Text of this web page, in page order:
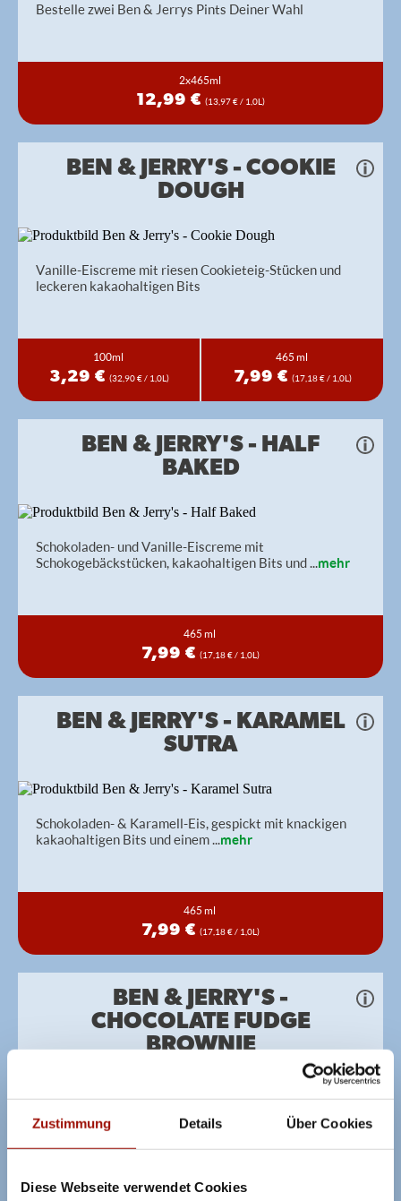
Zustimmung Details Über Cookies
Diese Webseite verwendet Cookies
Bestelle zwei Ben & Jerrys Pints Deiner Wahl
2x465ml
12,99 € (13,97 € / 1,0L)
BEN & JERRY'S - COOKIE
DOUGH
Vanille-Eiscreme mit riesen Cookieteig-Stücken und
leckeren kakaohaltigen Bits
100ml
3,29 € (32,90 € / 1,0L)
465 ml
7,99 € (17,18 € / 1,0L)
BEN & JERRY'S - HALF
BAKED
Schokoladen- und Vanille-Eiscreme mit
Schokogebäckstücken, kakaohaltigen Bits und...mehr
465 ml
7,99 € (17,18 € / 1,0L)
BEN & JERRY'S - KARAMEL
SUTRA
Schokoladen- & Karamell-Eis, gespickt mit knackigen
kakaohaltigen Bits und einem...mehr
465 ml
7,99 € (17,18 € / 1,0L)
BEN & JERRY'S -
CHOCOLATE FUDGE
BROWNIE
Sündhaft cremige Schokoladen-Eiscreme mit saftigen
Schokoladengebäckstücken
100ml